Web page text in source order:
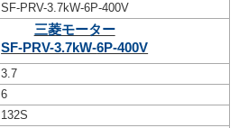
SF-PRV-3.7kW-6P-400V
三菱モーター
SF-PRV-3.7kW-6P-400V
3.7
6
132S